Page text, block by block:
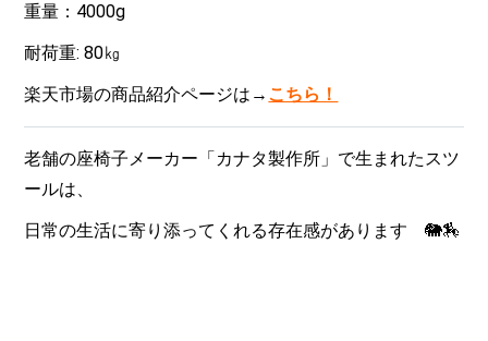
重量：4000g
耐荷重: 80㎏
楽天市場の商品紹介ページは→ こちら！
老舗の座椅子メーカー「カナタ製作所」で生まれたスツ
ールは、
日常の生活に寄り添ってくれる存在感があります 🐘🏇